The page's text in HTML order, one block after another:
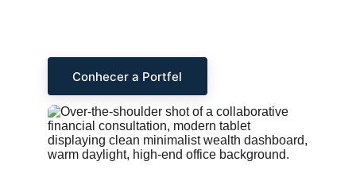
Conhecer a Portfel